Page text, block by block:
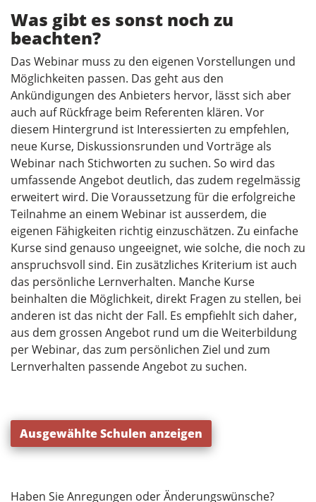
Was gibt es sonst noch zu
beachten?
Das Webinar muss zu den eigenen Vorstellungen und
Möglichkeiten passen. Das geht aus den
Ankündigungen des Anbieters hervor, lässt sich aber
auch auf Rückfrage beim Referenten klären. Vor
diesem Hintergrund ist Interessierten zu empfehlen,
neue Kurse, Diskussionsrunden und Vorträge als
Webinar nach Stichworten zu suchen. So wird das
umfassende Angebot deutlich, das zudem regelmässig
erweitert wird. Die Voraussetzung für die erfolgreiche
Teilnahme an einem Webinar ist ausserdem, die
eigenen Fähigkeiten richtig einzuschätzen. Zu einfache
Kurse sind genauso ungeeignet, wie solche, die noch zu
anspruchsvoll sind. Ein zusätzliches Kriterium ist auch
das persönliche Lernverhalten. Manche Kurse
beinhalten die Möglichkeit, direkt Fragen zu stellen, bei
anderen ist das nicht der Fall. Es empfiehlt sich daher,
aus dem grossen Angebot rund um die Weiterbildung
per Webinar, das zum persönlichen Ziel und zum
Lernverhalten passende Angebot zu suchen.
Ausgewählte Schulen anzeigen
Haben Sie Anregungen oder Änderungswünsche?